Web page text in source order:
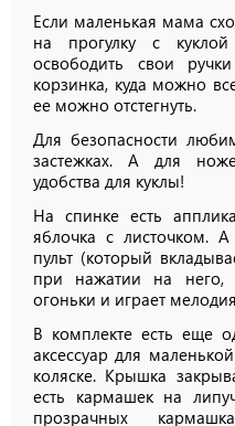
Если маленькая мама
на прогулку с
освободить свои
корзинка, куда можно
ее можно отстегнуть.
Для безопасности
застежках. А для
удобства для куклы!
На спинке есть
яблочка с листочком.
пульт (который
при нажатии на него,
огоньки и играет
В комплекте есть еще
аксессуар для
коляске. Крышка
есть кармашек на
прозрачных